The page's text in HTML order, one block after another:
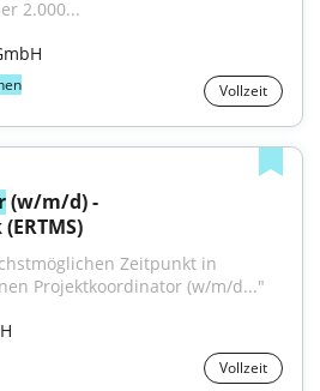
2.000...
Vollzeit
(w/m/d) -
Projektkoordinator (w/m/d..."
Vollzeit